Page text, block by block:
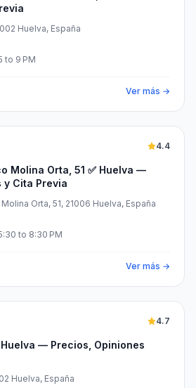
Huelva, España
to 9 PM
Ver más →
Molina Orta, 51 ✅ Huelva —
y Cita Previa
4.4
Orta, 51, 21006 Huelva, España
to 8:30 PM
Ver más →
Huelva — Precios, Opiniones
4.7
Huelva, España